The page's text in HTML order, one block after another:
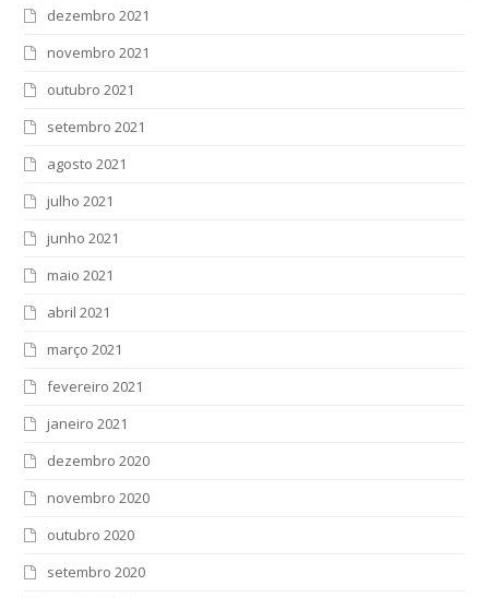
dezembro 2021
novembro 2021
outubro 2021
setembro 2021
agosto 2021
julho 2021
junho 2021
maio 2021
abril 2021
março 2021
fevereiro 2021
janeiro 2021
dezembro 2020
novembro 2020
outubro 2020
setembro 2020